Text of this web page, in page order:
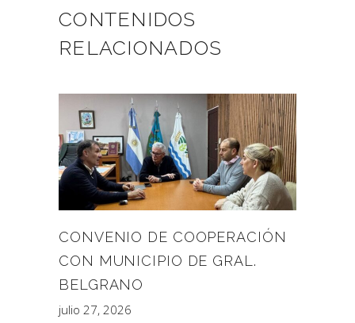
CONTENIDOS
RELACIONADOS
CONVENIO DE COOPERACIÓN
CON MUNICIPIO DE GRAL.
BELGRANO
julio 27, 2026